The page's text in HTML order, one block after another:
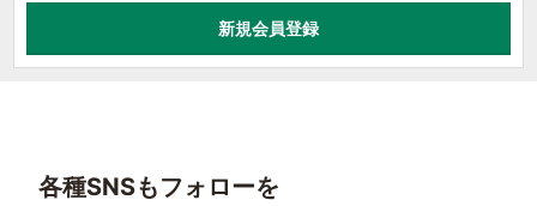
各種SNSもフォローを